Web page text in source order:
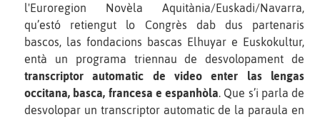
l'Euroregion Novèla Aquitània/Euskadi/Navarra,
qu’estó retiengut lo Congrès dab dus partenaris
bascos, las fondacions bascas Elhuyar e Euskokultur,
entà un programa triennau de desvolopament de
transcriptor automatic de video enter las lengas
occitana, basca, francesa e espanhòla. Que s’i parla de
desvolopar un transcriptor automatic de la paraula en